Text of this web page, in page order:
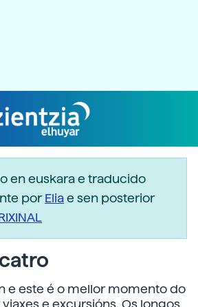
en euskara e traducido
porEliae sen posterior
e este é o mellor momento do
e excursións. Os longos